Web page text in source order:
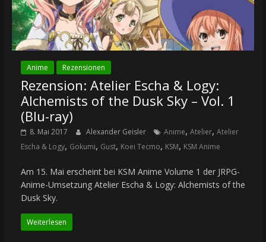
Anime Rezensionen
Rezension: Atelier Escha & Logy:
Alchemists of the Dusk Sky – Vol. 1
(Blu-ray)
8. Mai 2017 Alexander Geisler Anime, Atelier, Atelier
Escha & Logy, Gokumi, Gust, Koei Tecmo, KSM, KSM Anime
Am 15. Mai erscheint bei KSM Anime Volume 1 der JRPG-
Anime-Umsetzung Atelier Escha & Logy: Alchemists of the
Dusk Sky.
Weiterlesen